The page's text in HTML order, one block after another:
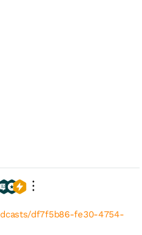
df7f5b86-fe30-4754-